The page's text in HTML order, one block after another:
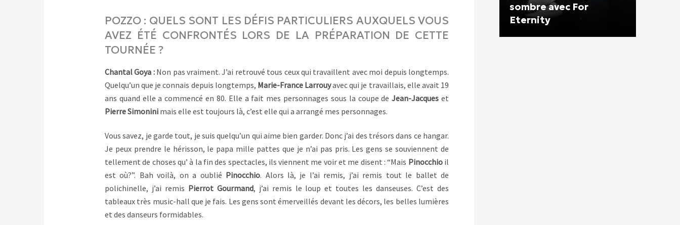
POZZO : QUELS SONT LES DÉFIS PARTICULIERS AUXQUELS VOUS
AVEZ ÉTÉ CONFRONTÉS LORS DE LA PRÉPARATION DE CETTE
TOURNÉE ?
Chantal Goya :Non pas vraiment. J’ai retrouvé tous ceux qui travaillent avec moi depuis longtemps.
Quelqu’un que je connais depuis longtemps, Marie-France Larrouyavec qui je travaillais, elle avait 19
ans quand elle a commencé en 80. Elle a fait mes personnages sous la coupe deJean-Jacques et
Pierre Simonini mais elle est toujours là, c’est elle qui a arrangé mes personnages.
Vous savez, je garde tout, je suis quelqu’un qui aime bien garder. Donc j’ai des trésors dans ce hangar.
Je peux prendre le hérisson, le papa mille pattes que je n’ai pas pris. Les gens se souviennent de
tellement de choses qu’ à la fin des spectacles, ils viennent me voir et me disent : “Mais Pinocchioil
est où?”. Bah voilà, on a oublié Pinocchio. Alors là, je l’ai remis, j’ai remis tout le ballet de
polichinelle, j’ai remis Pierrot Gourmand, j’ai remis le loup et toutes les danseuses. C’est des
tableaux très music-hall que je fais. Les gens sont émerveillés devant les décors, les belles lumières
et des danseurs formidables.
sombre avec For
Eternity